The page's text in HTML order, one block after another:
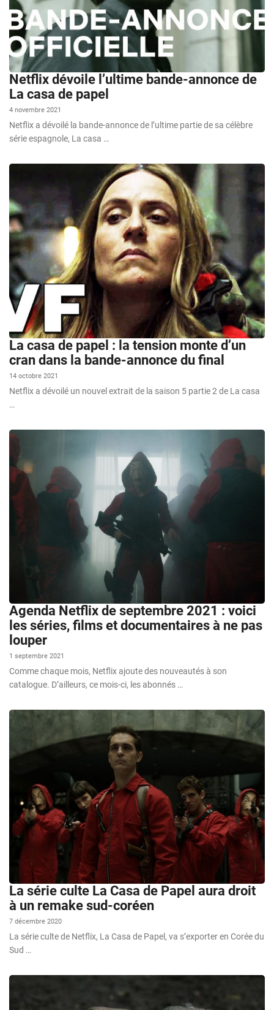
Netflix dévoile l’ultime bande-annonce de
La casa de papel
4 novembre 2021
Netflix a dévoilé la bande-annonce de l’ultime partie de sa célèbre
série espagnole, La casa …
La casa de papel : la tension monte d’un
cran dans la bande-annonce du final
14 octobre 2021
Netflix a dévoilé un nouvel extrait de la saison 5 partie 2 de La casa
…
Agenda Netflix de septembre 2021 : voici
les séries, films et documentaires à ne pas
louper
1 septembre 2021
Comme chaque mois, Netflix ajoute des nouveautés à son
catalogue. D’ailleurs, ce mois-ci, les abonnés …
La série culte La Casa de Papel aura droit
à un remake sud-coréen
7 décembre 2020
La série culte de Netflix, La Casa de Papel, va s’exporter en Corée du
Sud …